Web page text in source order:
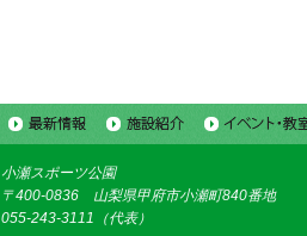
小瀬スポーツ公園
〒400-0836 山梨県甲府市小瀬町840番地
055-243-3111（代表）